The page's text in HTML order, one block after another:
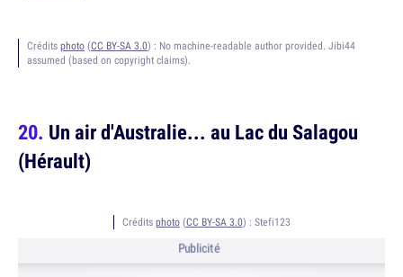
Crédits photo (CC BY-SA 3.0) : No machine-readable author provided. Jibi44
assumed (based on copyright claims).
Un air d'Australie... au Lac du Salagou
(Hérault)
Crédits photo(CC BY-SA 3.0) : Stefi123
Publicité